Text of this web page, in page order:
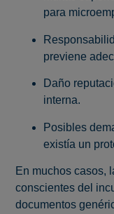
para
previene
Daño
interna.
Posibles
existía un
En muchos casos,
conscientes del
documentos